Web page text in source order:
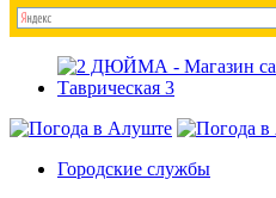
Городские службы